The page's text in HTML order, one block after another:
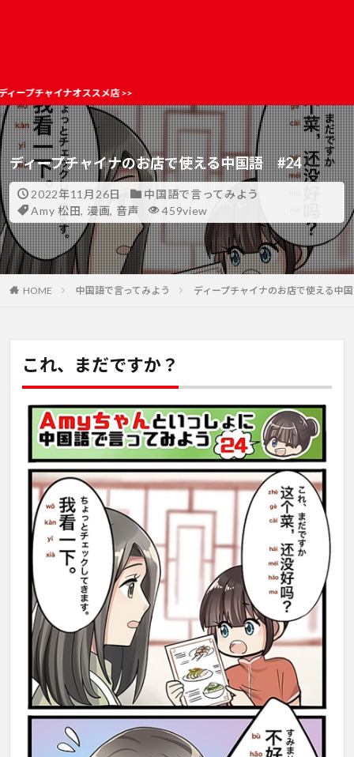
メ店 >>
ディープチャイナのお店で使える中国語 #24
2022年11月26日
中国語で言ってみよう
Amy 松田, 漫画, 音声 459view
HOME 中国語で言ってみよう ディープチャイナのお店で使える中
これ、まだですか？